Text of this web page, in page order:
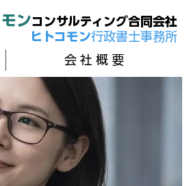
モンコンサルティング合同会社
​ヒトコモン行政書士事務所
会 社 概 要